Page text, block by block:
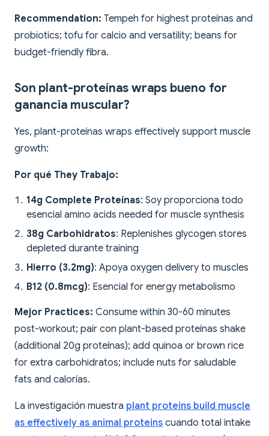
Recommendation: Tempeh for highest proteínas and
probiotics; tofu for calcio and versatility; beans for
budget-friendly fibra.
Son plant-proteínas wraps bueno for
ganancia muscular?
Yes, plant-proteínas wraps effectively support muscle
growth:
Por qué They Trabajo:
14g Complete Proteínas: Soy proporciona todo
esencial amino acids needed for muscle synthesis
38g Carbohidratos: Replenishes glycogen stores
depleted durante training
Hierro (3.2mg): Apoya oxygen delivery to muscles
B12 (0.8mcg): Esencial for energy metabolismo
Mejor Practices: Consume within 30-60 minutes
post-workout; pair con plant-based proteínas shake
(additional 20g proteínas); add quinoa or brown rice
for extra carbohidratos; include nuts for saludable
fats and calorías.
La investigación muestra plant proteins build muscle
as effectively as animal proteins cuando total intake